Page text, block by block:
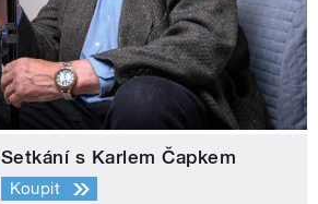
Setkání s Karlem Čapkem
Koupit